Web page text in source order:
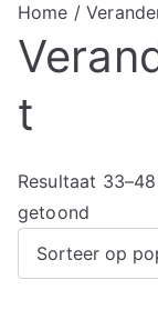
Home /
t
Resultaat
getoond
s